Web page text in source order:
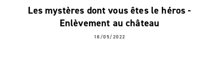
Les mystères dont vous êtes le héros -
Enlèvement au château
18/05/2022